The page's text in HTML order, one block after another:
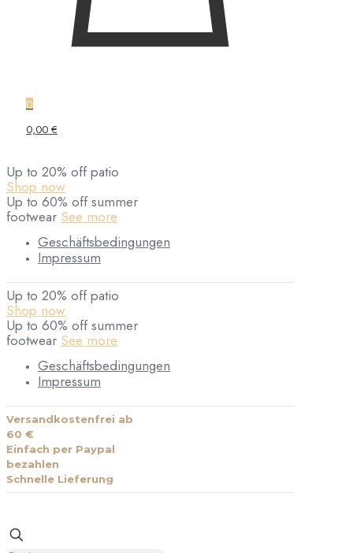
0
0,00 €
Up to 20% off patio
Shop now
Up to 60% off summer
footwear See more
Geschäftsbedingungen
Impressum
Up to 20% off patio
Shop now
Up to 60% off summer
footwear See more
Geschäftsbedingungen
Impressum
Versandkostenfrei ab
60 €
Einfach per Paypal
bezahlen
Schnelle Lieferung